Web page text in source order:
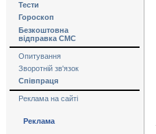
Тести
Гороскоп
Безкоштовна
відправка СМС
Опитування
Зворотній зв'язок
Співпраця
Реклама на сайті
Реклама